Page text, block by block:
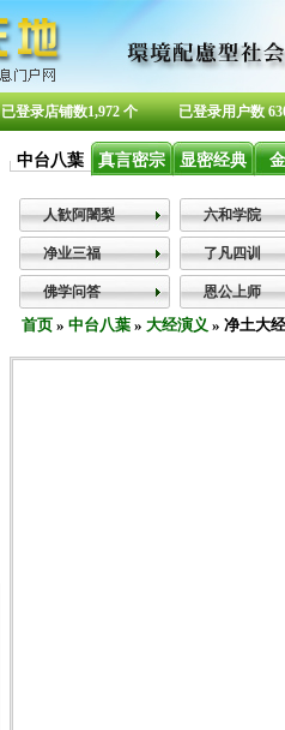
已登录店铺数1,972 个 已登录用户数
中台八葉 真言密宗 显密经典
人歓阿闍梨 六和学院
净业三福 了凡四训
佛学问答 恩公上师
首页 » 中台八葉 » 大经演义 » 净土大